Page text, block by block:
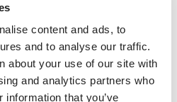
content and ads, to
and to analyse our traffic.
about your use of our site with
and analytics partners who
that you’ve
더 강화됩니다. 그리고 숙소에
여러분의 니즈에 맞춰 선별된 주
문화적 거점으로 삼으면 여러분
문자가 아니라 적극적인 참여자